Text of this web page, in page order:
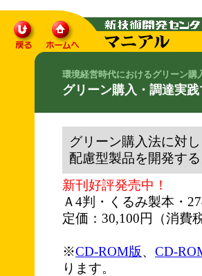
環境経営時代におけるグリーン購
グリーン購入・調達実
グリーン購入法に対
配慮型製品を開発す
新刊好評発売中！
Ａ4判・くるみ製本・
定価：30,100円（消費
※CD-ROM版、 CD-
ります。